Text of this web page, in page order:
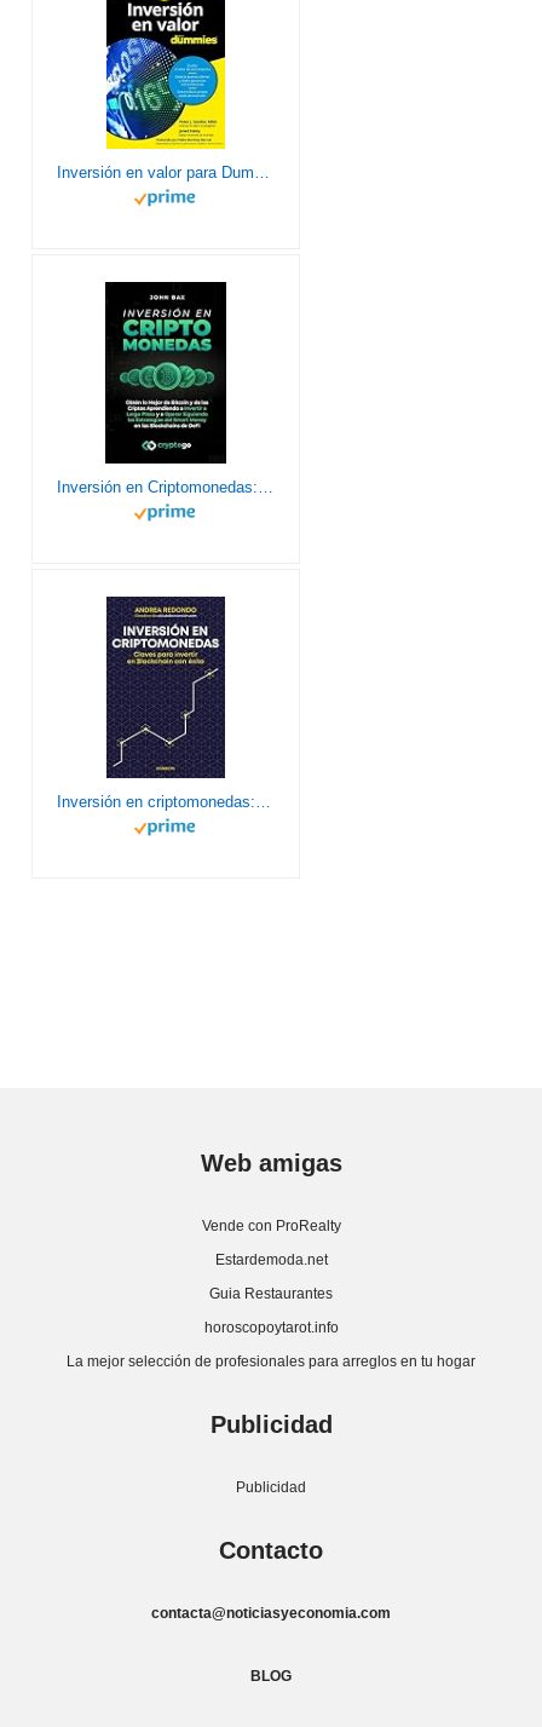
Inversión en valor para Dummies
Inversión en Criptomonedas: Obtén lo Mejor de Bitcoin y de las Criptos Aprendiendo a Invertir a Largo Plazo y a Operar Siguiendo las Estrategias del Smart Money en las Blockchains de DeFi
Inversión en criptomonedas: Claves para invertir en Blockchain con éxito (Conecta)
Web amigas
Vende con ProRealty
Estardemoda.net
Guia Restaurantes
horoscopoytarot.info
La mejor selección de profesionales para arreglos en tu hogar
Publicidad
Publicidad
Contacto
contacta@noticiasyeconomia.com
BLOG